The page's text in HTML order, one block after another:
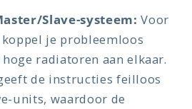
Slave-systeem: Voor
je probleemloos
radiatoren aan elkaar.
de instructies feilloos
units, waardoor de